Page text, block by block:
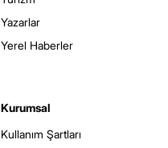
Yazarlar
Yerel Haberler
Kurumsal
Kullanım Şartları